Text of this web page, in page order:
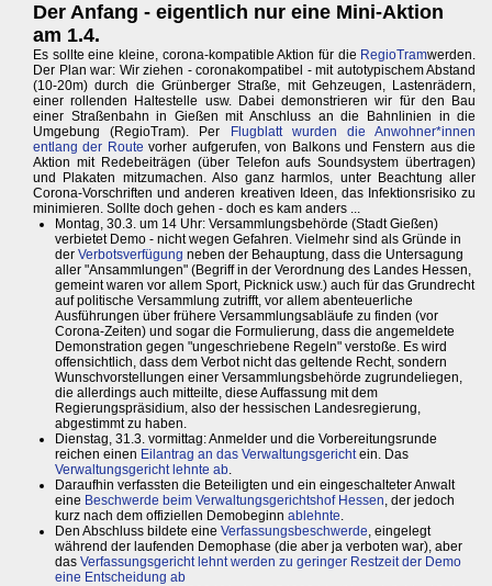
Der Anfang - eigentlich nur eine Mini-Aktion
am 1.4.
Es sollte eine kleine, corona-kompatible Aktion für die RegioTramwerden.
Der Plan war: Wir ziehen - coronakompatibel - mit autotypischem Abstand
(10-20m) durch die Grünberger Straße, mit Gehzeugen, Lastenrädern,
einer rollenden Haltestelle usw. Dabei demonstrieren wir für den Bau
einer Straßenbahn in Gießen mit Anschluss an die Bahnlinien in die
Umgebung (RegioTram). Per
Flugblatt wurden die Anwohner*innen
entlang der Route vorher aufgerufen, von Balkons und Fenstern aus die
Aktion mit Redebeiträgen (über Telefon aufs Soundsystem übertragen)
und Plakaten mitzumachen. Also ganz harmlos, unter Beachtung aller
Corona-Vorschriften und anderen kreativen Ideen, das Infektionsrisiko zu
minimieren. Sollte doch gehen - doch es kam anders ...
Montag, 30.3. um 14 Uhr: Versammlungsbehörde (Stadt Gießen)
verbietet Demo - nicht wegen Gefahren. Vielmehr sind als Gründe in
der Verbotsverfügung neben der Behauptung, dass die Untersagung
aller "Ansammlungen" (Begriff in der Verordnung des Landes Hessen,
gemeint waren vor allem Sport, Picknick usw.) auch für das Grundrecht
auf politische Versammlung zutrifft, vor allem abenteuerliche
Ausführungen über frühere Versammlungsabläufe zu finden (vor
Corona-Zeiten) und sogar die Formulierung, dass die angemeldete
Demonstration gegen "ungeschriebene Regeln" verstoße. Es wird
offensichtlich, dass dem Verbot nicht das geltende Recht, sondern
Wunschvorstellungen einer Versammlungsbehörde zugrundeliegen,
die allerdings auch mitteilte, diese Auffassung mit dem
Regierungspräsidium, also der hessischen Landesregierung,
abgestimmt zu haben.
Dienstag, 31.3. vormittag: Anmelder und die Vorbereitungsrunde
reichen einen Eilantrag an das Verwaltungsgerichtein. Das
Verwaltungsgericht lehnte ab.
Daraufhin verfassten die Beteiligten und ein eingeschalteter Anwalt
eine Beschwerde beim Verwaltungsgerichtshof Hessen, der jedoch
kurz nach dem offiziellen Demobeginn ablehnte.
Den Abschluss bildete eine Verfassungsbeschwerde, eingelegt
während der laufenden Demophase (die aber ja verboten war), aber
das Verfassungsgericht lehnt werden zu geringer Restzeit der Demo
eine Entscheidung ab